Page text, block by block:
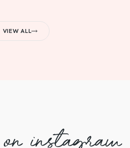
VIEW ALL